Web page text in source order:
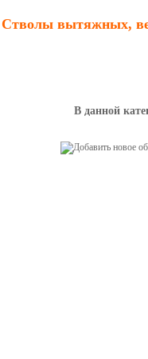
Стволы вытяжных,
В данной